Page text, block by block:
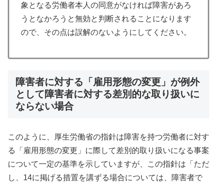
象となる労働者本人の同意がなければ障害があろ
うとなかろうと無効と判断されることになります
ので、その点は誤解のないようにしてください。
障害者に対する「雇用形態の変更」が例外
として障害者に対する差別的な取り扱いに
ならない場合
このように、厚生労働省の指針は障害を持つ労働者に対す
る「雇用形態の変更」に際して差別的取り扱いになる事案
について一定の基準を示していますが、この指針は「ただ
し、14に掲げる措置を講ずる場合については、障害者で